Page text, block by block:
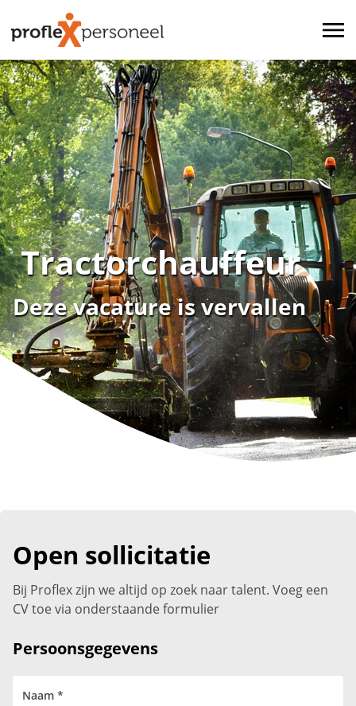
Tractorchauffeur
Deze vacature is vervallen
Open sollicitatie
Bij Proflex zijn we altijd op zoek naar talent. Voeg een
CV toe via onderstaande formulier
Persoonsgegevens